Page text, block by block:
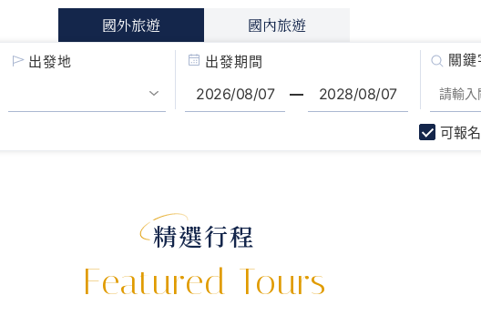
國外旅遊 國內旅遊
出發地 出發期間
可報名
精選行程
Featured Tours